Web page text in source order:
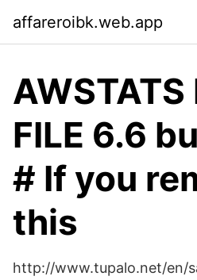
affareroibk.web.app
AWSTATS
FILE 6.6
# If you
this
http://www.tupalo.net/en/